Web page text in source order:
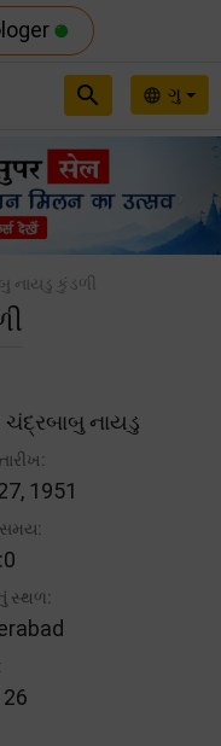
language ગુ
search
નાયડુ કુંડળી
નાયડુ
1951
સ્થળ:
26